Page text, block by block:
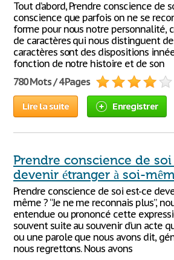
Tout d’abord, Prendre conscience de
conscience que parfois on ne se
forme pour nous notre personnalité,
de caractères qui nous distinguent
caractères sont des dispositions
fonction de notre histoire et de son
780 Mots / 4 Pages
Lire la suite Enregistrer
Prendre conscience de
devenir étranger à soi-
Prendre conscience de soi est-ce
même ? “Je ne me reconnais plus”,
entendue ou prononcé cette
souvent suite au souvenir d’un acte
ou une parole que nous avons dit,
nous regrettons. Nous avons